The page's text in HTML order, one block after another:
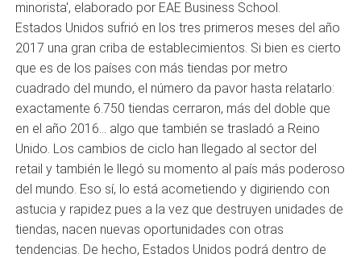
minorista', elaborado por EAE Business School.
Estados Unidos sufrió en los tres primeros meses del año
2017 una gran criba de establecimientos. Si bien es cierto
que es de los países con más tiendas por metro
cuadrado del mundo, el número da pavor hasta relatarlo:
exactamente 6.750 tiendas cerraron, más del doble que
en el año 2016… algo que también se trasladó a Reino
Unido. Los cambios de ciclo han llegado al sector del
retail y también le llegó su momento al país más poderoso
del mundo. Eso sí, lo está acometiendo y digiriendo con
astucia y rapidez pues a la vez que destruyen unidades de
tiendas, nacen nuevas oportunidades con otras
tendencias. De hecho, Estados Unidos podrá dentro de